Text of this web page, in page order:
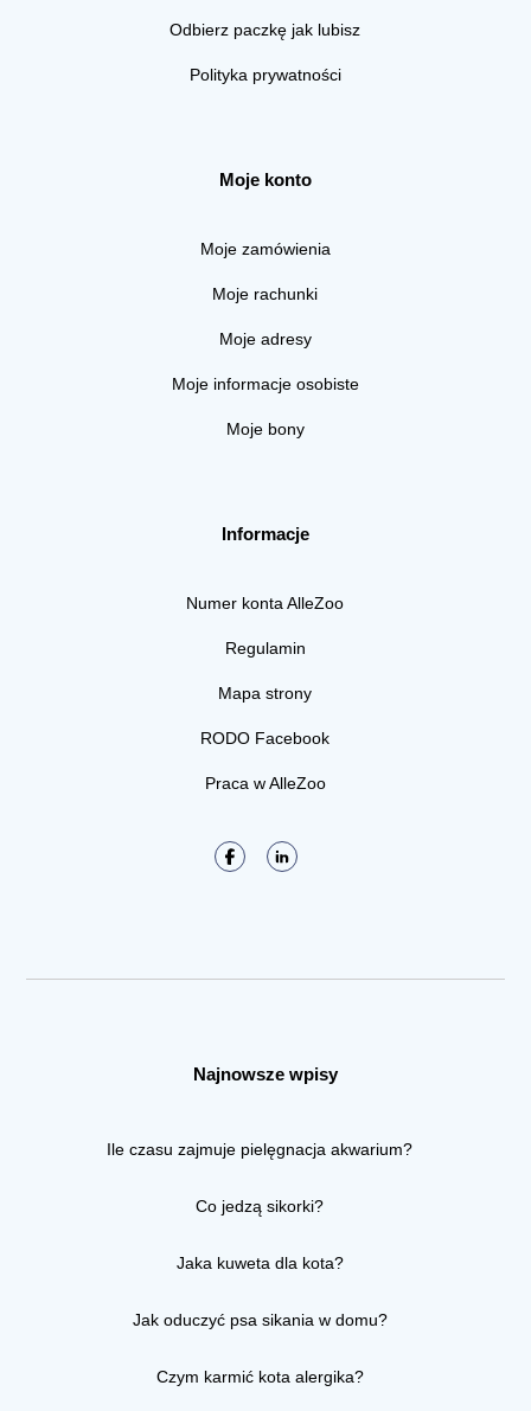
Odbierz paczkę jak lubisz
Polityka prywatności
Moje konto
Moje zamówienia
Moje rachunki
Moje adresy
Moje informacje osobiste
Moje bony
Informacje
Numer konta AlleZoo
Regulamin
Mapa strony
RODO Facebook
Praca w AlleZoo
Najnowsze wpisy
Ile czasu zajmuje pielęgnacja akwarium?
Co jedzą sikorki?
Jaka kuweta dla kota?
Jak oduczyć psa sikania w domu?
Czym karmić kota alergika?